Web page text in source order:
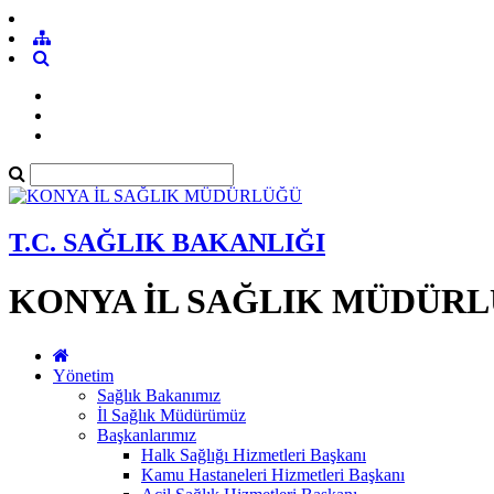
T.C. SAĞLIK BAKANLIĞI
KONYA İL SAĞLIK
Yönetim
Sağlık Bakanımız
İl Sağlık Müdürümüz
Başkanlarımız
Halk Sağlığı Hizmetleri Başkanı
Kamu Hastaneleri Hizmetleri Başkanı